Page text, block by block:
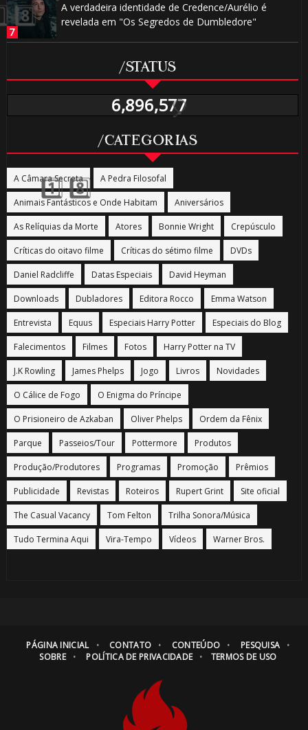
A verdadeira identidade de Credence/Aurélio é
revelada em "Os Segredos de Dumbledore"
/STATUS
6,896,577
/CATEGORIAS
A Câmara Secreta A Pedra Filosofal
Animais Fantásticos e Onde Habitam Aniversários
As Relíquias da Morte Atores Bonnie Wright Crepúsculo
Críticas do oitavo filme Críticas do sétimo filme DVDs
Daniel Radcliffe Datas Especiais David Heyman
Downloads Dubladores Editora Rocco Emma Watson
Entrevista Equus Especiais Harry Potter Especiais do Blog
Falecimentos Filmes Fotos Harry Potter na TV
J.K Rowling James Phelps Jogo Livros Novidades
O Cálice de Fogo O Enigma do Príncipe
O Prisioneiro de Azkaban Oliver Phelps Ordem da Fênix
Parque Passeios/Tour Pottermore Produtos
Produção/Produtores Programas Promoção Prêmios
Publicidade Revistas Roteiros Rupert Grint Site oficial
The Casual Vacancy Tom Felton Trilha Sonora/Música
Tudo Termina Aqui Vira-Tempo Vídeos Warner Bros.
PÁGINA INICIAL CONTATO CONTEÚDO
PESQUISA
SOBRE
POLÍTICA DE PRIVACIDADE TERMOS DE USO